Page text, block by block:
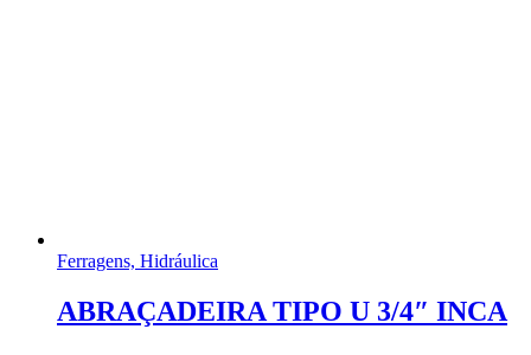
Ferragens, Hidráulica
ABRAÇADEIRA TIPO U 3/4″ INCA